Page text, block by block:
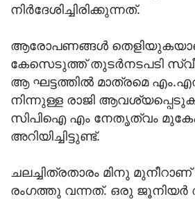
നിര്‍ദേശിച്ചിരിക്കുന്നത്.
ആരോപണങ്ങള്‍
കേസെടുത്ത് തുടര്‍നടപടി
ആ ഘട്ടത്തില്‍ മാത്രമെ
നിന്നുള്ള രാജി
സിപിഐ എം നേതൃത്വം
അറിയിച്ചിട്ടുണ്ട്.
ചലച്ചിത്രതാരം മിനു
രംഗത്തു വന്നത്. ഒരു ജൂനിയര്‍